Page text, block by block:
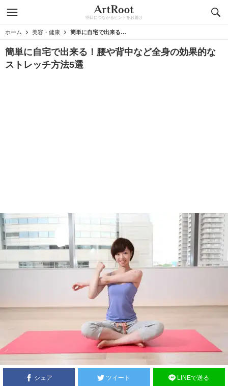
明日につながるヒントをお届け
ホーム 美容・健康 簡単に自宅で出来る！腰や背中など全身の効果的なストレッチ方法5選
簡単に自宅で出来る！腰や背中など全身の効果的な
ストレッチ方法5選
シェア ツイート LINEで送る